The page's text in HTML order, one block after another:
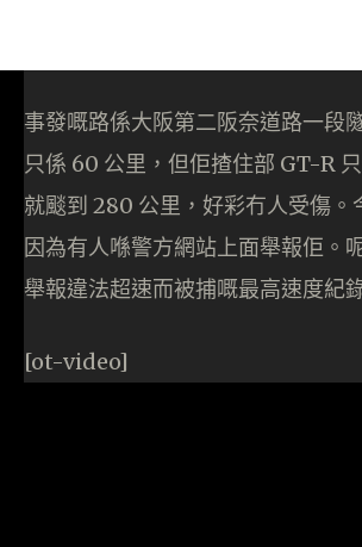
事發嘅路係大阪第二阪奈道路一段
只係 60 公里，但佢揸住部 GT-R
就颷到 280 公里，好彩冇人受傷。
因為有人喺警方網站上面舉報佢。
舉報違法超速而被捕嘅最高速度紀
[ot-video]